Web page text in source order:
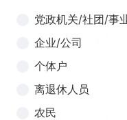
党政机关/社团/事
企业/公司
个体户
离退休人员
农民